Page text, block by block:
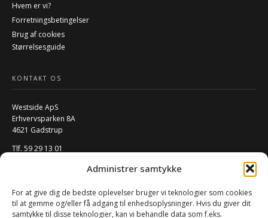
Administrer samtykke
For at give dig de bedste oplevelser bruger vi teknologier som cookies
til at gemme og/eller få adgang til enhedsoplysninger. Hvis du giver dit
samtykke til disse teknologier, kan vi behandle data som f.eks.
Hvem er vi?
Forretningsbetingelser
Brug af cookies
Størrelsesguide
KONTAKT OS
Westside ApS
Erhvervsparken 8A
4621 Gadstrup
Tlf. 59 29 13 01
FØLG OS PÅ SOCIALE MEDIER